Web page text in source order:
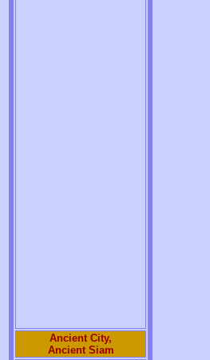
Ancient City,
Ancient Siam